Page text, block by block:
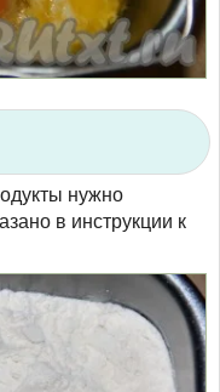
нужно
в инструкции к